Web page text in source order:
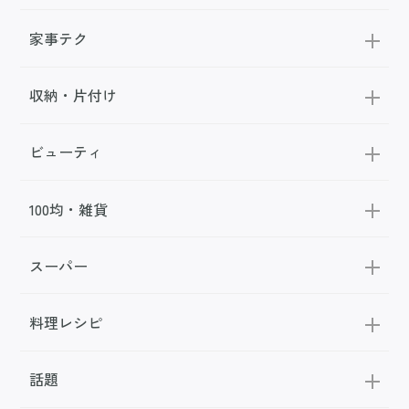
家事テク
収納・片付け
ビューティ
100均・雑貨
スーパー
料理レシピ
話題